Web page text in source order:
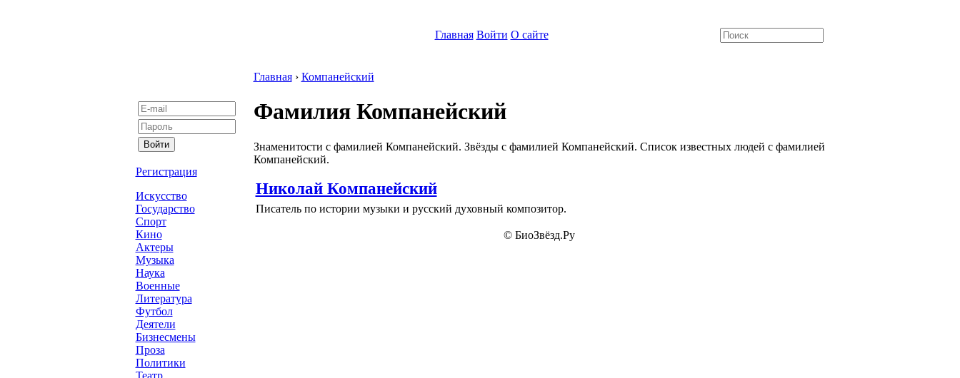
Главная Войти О сайте
Регистрация
Искусство
Государство
Спорт
Кино
Актеры
Музыка
Наука
Военные
Литература
Футбол
Деятели
Бизнесмены
Проза
Политики
Театр
Главная› Компанейский
Фамилия Компанейский
Знаменитости с фамилией Компанейский. Звёзды с фамилией Компанейский. Список известных людей с фамилией
Компанейский.
Николай Компанейский
Писатель по истории музыки и русский духовный композитор.
© БиоЗвёзд.Ру